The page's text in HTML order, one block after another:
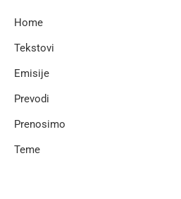
Home
Tekstovi
Emisije
Prevodi
Prenosimo
Teme